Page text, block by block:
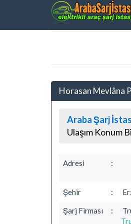
Horasan Mevlâna
Araba Şarj
Ulaşım Konum
Adresi :
Şehir :
Şarj Firması :